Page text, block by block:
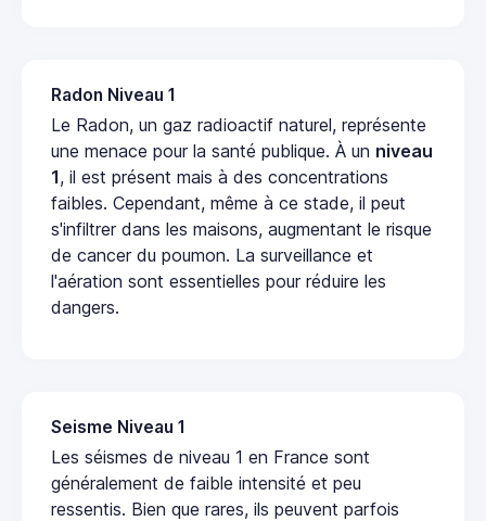
Radon Niveau 1
Le Radon, un gaz radioactif naturel, représente
une menace pour la santé publique. À un niveau
1, il est présent mais à des concentrations
faibles. Cependant, même à ce stade, il peut
s'infiltrer dans les maisons, augmentant le risque
de cancer du poumon. La surveillance et
l'aération sont essentielles pour réduire les
dangers.
Seisme Niveau 1
Les séismes de niveau 1 en France sont
généralement de faible intensité et peu
ressentis. Bien que rares, ils peuvent parfois